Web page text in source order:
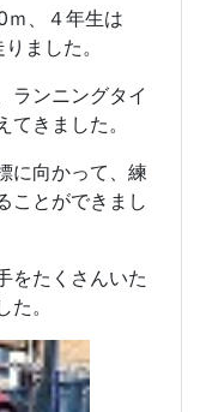
ｍ、４年生は
ました。
ランニングタイ
きました。
に向かって、練
ことができまし
をたくさんいた
。